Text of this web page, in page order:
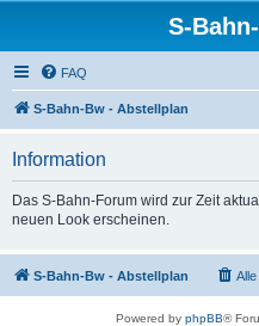
S-
FAQ
S-Bahn-Bw - Abstellplan
Information
Das S-Bahn-Forum wird zur Zeit
neuen Look erscheinen.
S-Bahn-Bw - Abstellplan
Powered by phpBB®